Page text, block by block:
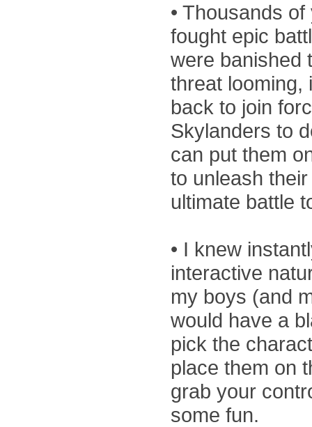
• Thousands
fought epic
were banished
threat looming,
back to join
Skylanders to
can put them
to unleash
ultimate battle
• I knew
interactive
my boys (and
would have a
pick the
place them on
grab your
some fun.